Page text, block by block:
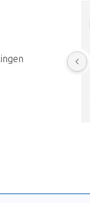
en echt
met z’n
tijd en
Geen